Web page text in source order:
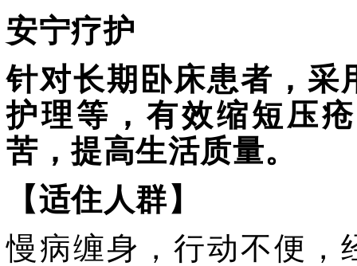
安宁疗护
针对长期卧床患者，采
护理等，有效缩短压
苦，提高生活质量。
【适住人群】
慢病缠身，行动不便，